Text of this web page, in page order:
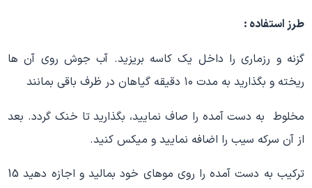
طرز استفاده :
گزنه و رزماری را داخل یک کاسه بریزید. آب جوش روی آن ها
ریخته و بگذارید به مدت ۱۰ دقیقه گیاهان در ظرف باقی بمانند
مخلوط به دست آمده را صاف نمایید، بگذارید تا خنک گردد. بعد
از آن سرکه سیب را اضافه نمایید و میکس کنید.
ترکیب به دست آمده را روی موهای خود بمالید و اجازه دهید 15